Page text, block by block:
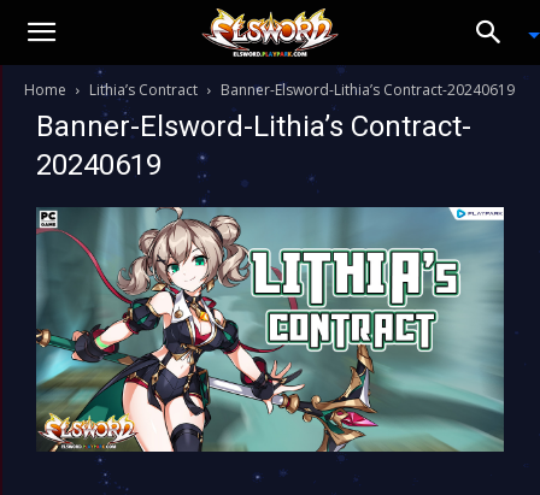
Home Lithia’s Contract Banner-Elsword-Lithia’s Contract-20240619
Banner-Elsword-Lithia’s Contract-
20240619